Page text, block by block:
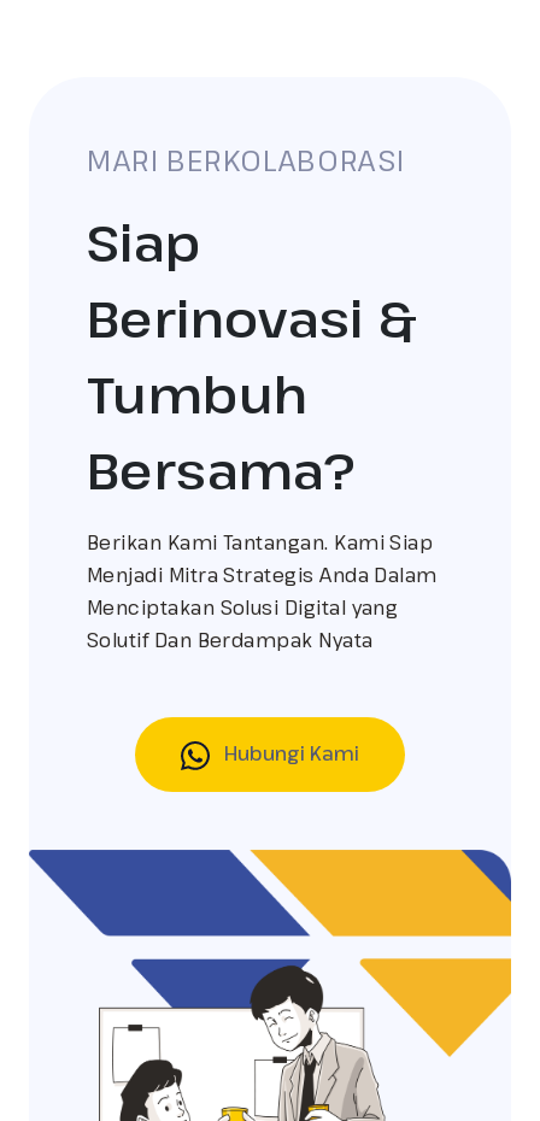
MARI BERKOLABORASI
Siap
Berinovasi &
Tumbuh
Bersama?
Berikan Kami Tantangan. Kami Siap
Menjadi Mitra Strategis Anda Dalam
Menciptakan Solusi Digital yang
Solutif Dan Berdampak Nyata
Hubungi Kami